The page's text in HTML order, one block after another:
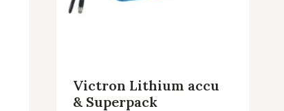
Victron Lithium accu
& Superpack